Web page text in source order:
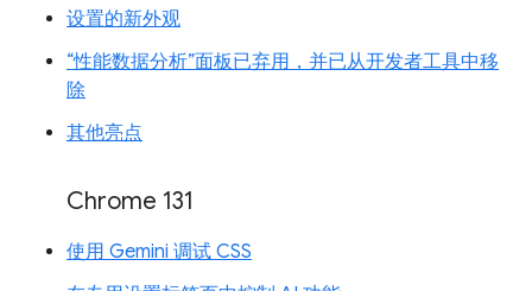
设置的新外观
“性能数据分析”面板已弃用，并已从开发者工具中移
除
其他亮点
Chrome 131
使用 Gemini 调试 CSS